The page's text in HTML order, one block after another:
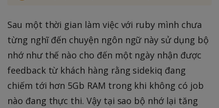
Sau một thời gian làm việc với ruby mình chưa
từng nghĩ đến chuyện ngôn ngữ này sử dụng bộ
nhớ như thế nào cho đến một ngày nhận được
feedback từ khách hàng rằng sidekiq đang
chiếm tới hơn 5Gb RAM trong khi không có job
nào đang thực thi. Vậy tại sao bộ nhớ lại tăng